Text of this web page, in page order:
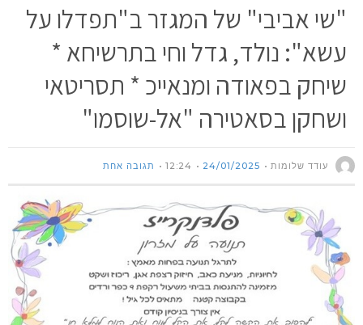
"שי אביבי" של המגזר ב"תפדלו על
עשא": נולד, גדל וחי בתרשיחא *
שיחק בפאודה ומנאייכ * תסריטאי
ושחקן בסאטירה "אל-שוסמו"
עודד שלומות 24/01/2025
12:24 תגובה אחת